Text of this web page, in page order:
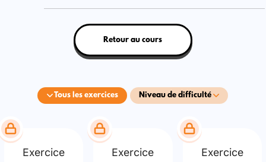
Tous les exercices Niveau de difficulté
Retour au cours
Exercice Exercice Exercice